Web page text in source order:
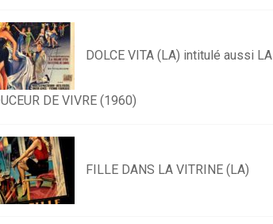
DOLCE VITA (LA) intitulé aussi LA
DE VIVRE (1960)
FILLE DANS LA VITRINE (LA)